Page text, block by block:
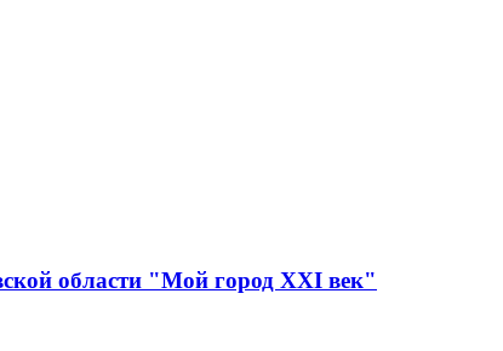
области "Мой город XXI век"